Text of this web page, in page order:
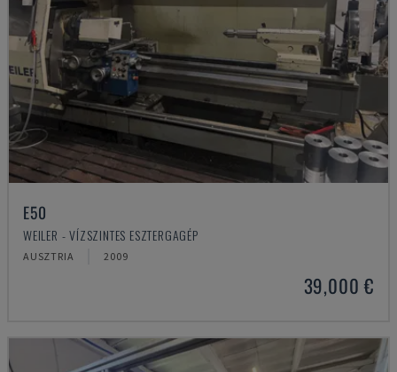
E50
WEILER - VÍZSZINTES ESZTERGAGÉP
AUSZTRIA 2009
39,000 €